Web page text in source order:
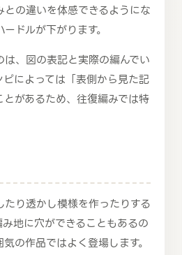
の違いを体感できるようにな
ドルが下がります。
、図の表記と実際の編んでい
によっては「表側から見た記
があるため、往復編みでは特
り透かし模様を作ったりする
地に穴ができることもあるの
の作品ではよく登場します。